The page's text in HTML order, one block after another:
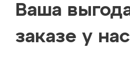
Ваша
заказе у нас